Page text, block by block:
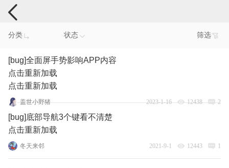
手机反馈
分类 状态 筛选
[bug]全面屏手势影响APP内容
点击重新加载
点击重新加载
盖世小野猪 2023-1-16 12438 2
[bug]底部导航3个键看不清楚
点击重新加载
冬天来邻 2021-9-1 12443 1